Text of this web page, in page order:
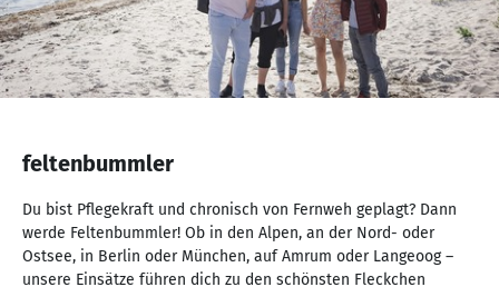
feltenbummler
Du bist Pflegekraft und chronisch von Fernweh geplagt? Dann
werde Feltenbummler! Ob in den Alpen, an der Nord- oder
Ostsee, in Berlin oder München, auf Amrum oder Langeoog –
unsere Einsätze führen dich zu den schönsten Fleckchen